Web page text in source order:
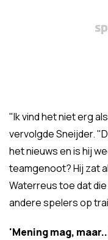
"Ik vind het niet erg
vervolgde Sneijder.
het nieuws en is hij
teamgenoot? Hij zat
Waterreus toe dat
andere spelers op
'Mening mag,